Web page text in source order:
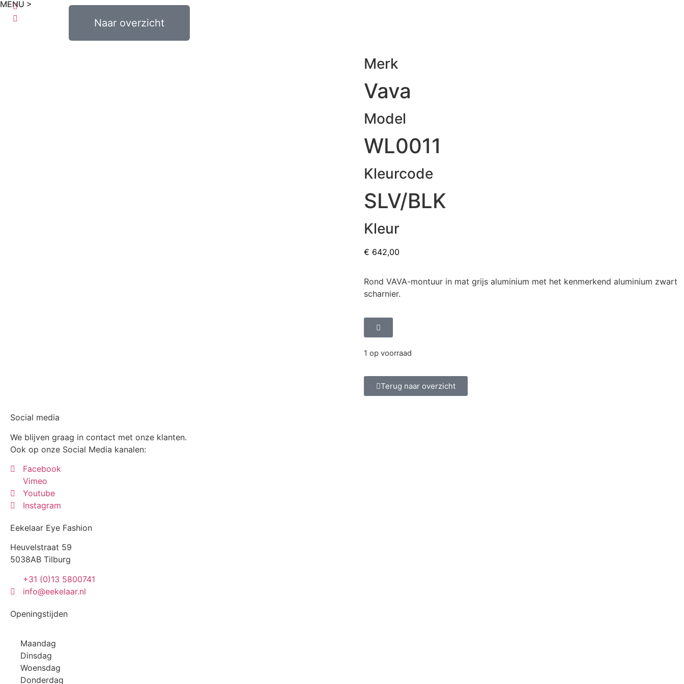
MENU >
Naar overzicht
0,00 0
Merk
Vava
Model
WL0011
Kleurcode
SLV/BLK
Kleur
€ 642,00
Rond VAVA-montuur in mat grijs aluminium met het kenmerkend aluminium zwart
scharnier.
1 op voorraad
Terug naar overzicht
Social media
We blijven graag in contact met onze klanten.
Ook op onze Social Media kanalen:
Facebook
Vimeo
Youtube
Instagram
Eekelaar Eye Fashion
Heuvelstraat 59
5038AB Tilburg
+31 (0)13 5800741
info@eekelaar.nl
Openingstijden
Maandag
Dinsdag
Woensdag
Donderdag